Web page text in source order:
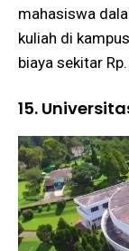
mahasiswa
kuliah di
biaya sekitar
15.